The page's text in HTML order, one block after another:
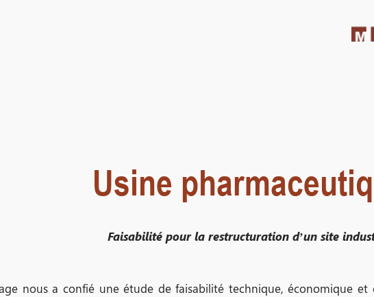
Usine
Faisabilité pour la restructuration d’un site
nous a confié une étude de faisabilité technique, économique